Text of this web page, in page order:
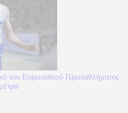
του Ευρωπαϊκού Πρωταθλήματος